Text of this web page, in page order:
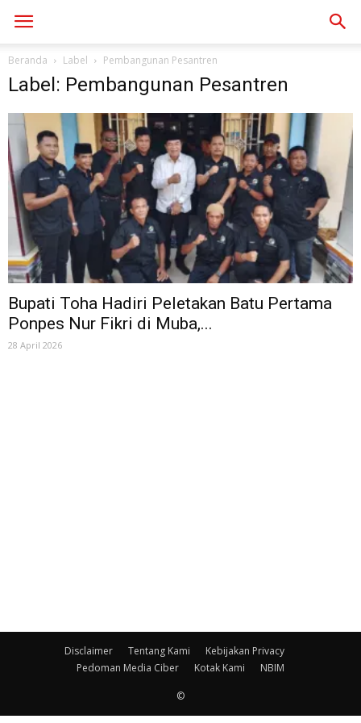
Beranda Label Pembangunan Pesantren
Label: Pembangunan Pesantren
Bupati Toha Hadiri Peletakan Batu Pertama
Ponpes Nur Fikri di Muba,...
28 April 2026
Disclaimer Tentang Kami
Kebijakan Privacy
Pedoman Media Ciber
Kotak Kami NBIM
©